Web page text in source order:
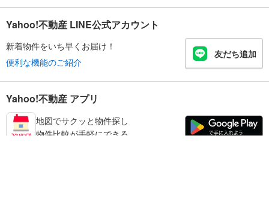
Yahoo!不動産 LINE公式アカウント
新着物件をいち早くお届け！
便利な機能のご紹介
友だち追加
Yahoo!不動産 アプリ
地図でサクッと物件探し
物件比較が手軽にできる